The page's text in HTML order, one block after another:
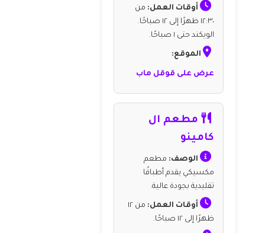
أوقات العمل: من
١٢:٣٠ ظهرًا إلى ١٢ صباحًا.
الويكند حتى ١ صباحًا.
الموقع:
عرض على قوقل ماب
مطعم ال
كامينو
الوصف: مطعم
مكسيكي يقدم أطباقًا
تقليدية بجودة عالية.
أوقات العمل:
من ١٢
ظهرًا إلى ١٢ صباحًا.